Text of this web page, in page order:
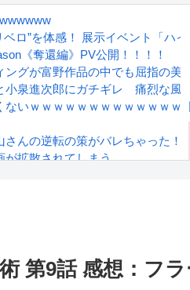
ベロ”を体感！ 展示イベント「ハ
《奪還編》PV公開！！！！
ングが富野作品の中でも屈指の美
小泉進次郎にガチギレ 痛烈な風
ないｗｗｗｗｗｗｗｗｗｗｗｗｗ
んの逆転の策がバレちゃった！
が拡散されてしまう…
感想
第9話 感想：フ